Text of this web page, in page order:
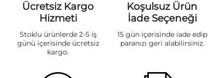
Ücretsiz Kargo
Hizmeti
Stoklu ürünlerde 2-5 iş
günü içerisinde ücretsiz
kargo.
Koşulsuz Ürün
İade Seçeneği
15 gün içerisinde iade edip
paranızı geri alabilirsiniz.